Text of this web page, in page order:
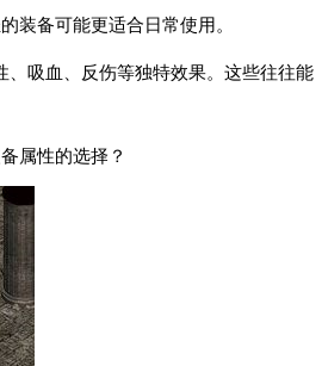
装备可能更适合日常使用。
吸血、反伤等独特效果。这些往往能
属性的选择？